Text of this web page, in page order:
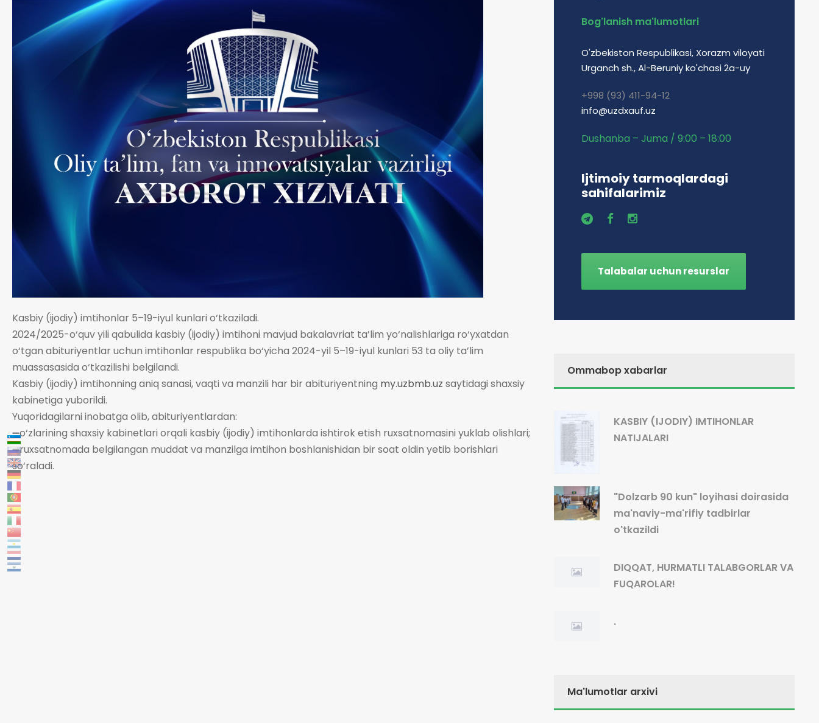
Kasbiy (ijodiy) imtihonlar 5–19-iyul kunlari o‘tkaziladi.
2024/2025-o‘quv yili qabulida kasbiy (ijodiy) imtihoni mavjud bakalavriat ta’lim yo‘nalishlariga ro‘yxatdan
o‘tgan abituriyentlar uchun imtihonlar respublika bo‘yicha 2024-yil 5–19-iyul kunlari 53 ta oliy ta’lim
muassasasida o‘tkazilishi belgilandi.
Kasbiy (ijodiy) imtihonning aniq sanasi, vaqti va manzili har bir abituriyentning my.uzbmb.uz saytidagi shaxsiy
kabinetiga yuborildi.
Yuqoridagilarni inobatga olib, abituriyentlardan:
➖o‘zlarining shaxsiy kabinetlari orqali kasbiy (ijodiy) imtihonlarda ishtirok etish ruxsatnomasini yuklab olishlari;
➖ruxsatnomada belgilangan muddat va manzilga imtihon boshlanishidan bir soat oldin yetib borishlari
so‘raladi.
Bog'lanish ma'lumotlari
O'zbekiston Respublikasi, Xorazm viloyati
Urganch sh., Al-Beruniy ko'chasi 2a-uy
+998 (93) 411-94-12
info@uzdxauf.uz
Dushanba – Juma / 9:00 – 18:00
Ijtimoiy tarmoqlardagi
sahifalarimiz
Talabalar uchun resurslar
Ommabop xabarlar
KASBIY (IJODIY) IMTIHONLAR
NATIJALARI
"Dolzarb 90 kun" loyihasi doirasida
ma'naviy-ma'rifiy tadbirlar
o'tkazildi
DIQQAT, HURMATLI TALABGORLAR VA
FUQAROLAR!
.
Ma'lumotlar arxivi